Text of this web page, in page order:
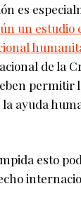
es
un estudio
de la
permitir
la ayuda
esto